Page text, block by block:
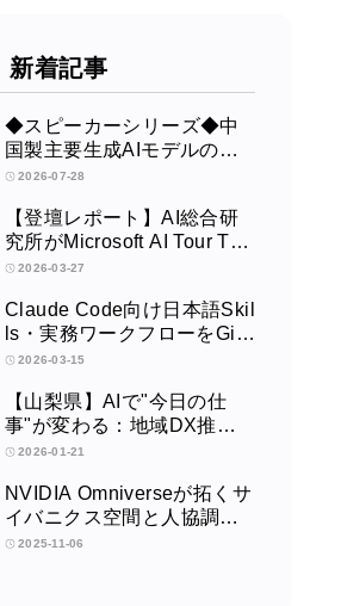
新着記事
◆スピーカーシリーズ◆中
国製主要生成AIモデルの全
体像【野村證券】
2026-07-28
【登壇レポート】AI総合研
究所がMicrosoft AI Tour Tok
yoで発表 ― Azure OpenAI
ージェント構築
2026-03-27
Claude Code向け日本語Skil
ls・実務ワークフローをGit
Hubで公開
2026-03-15
【山梨県】AIで"今日の仕
事"が変わる：地域DX推進
協議会講演会
2026-01-21
NVIDIA Omniverseが拓くサ
イバニクス空間と人協調型
ロボティクスの未来：筑波
2025-11-06